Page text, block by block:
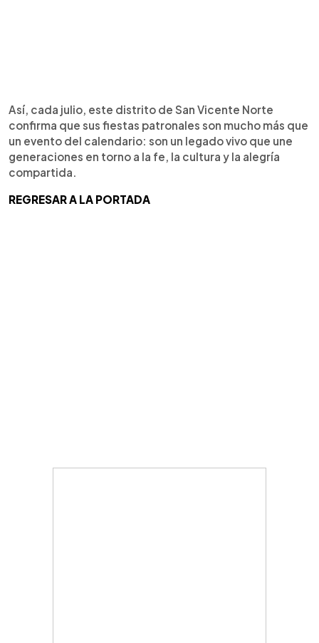
Así, cada julio, este distrito de San Vicente Norte
confirma que sus fiestas patronales son mucho más que
un evento del calendario: son un legado vivo que une
generaciones en torno a la fe, la cultura y la alegría
compartida.
REGRESAR A LA PORTADA